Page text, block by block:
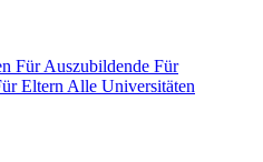
Für Auszubildende Für
Eltern Alle Universitäten